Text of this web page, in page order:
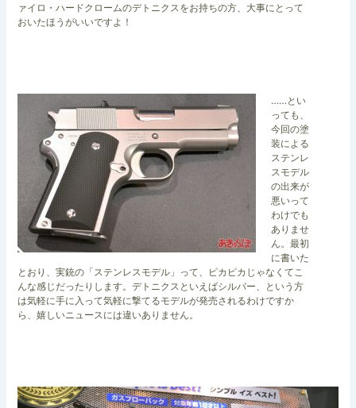
ァイロ・ハードクロームのデトニクスをお持ちの方、大事にとって
おいたほうがいいですよ！
……とい
っても、
今回の塗
装による
ステンレ
スモデル
の出来が
悪いって
わけでも
ありませ
ん。最初
に書いた
とおり、実銃の「ステンレスモデル」って、ピカピカじゃなくてこ
んな感じだったりします。デトニクスといえばシルバー、という方
は気軽に手に入って気軽に撃てるモデルが発売されるわけですか
ら、嬉しいニュースには違いありません。